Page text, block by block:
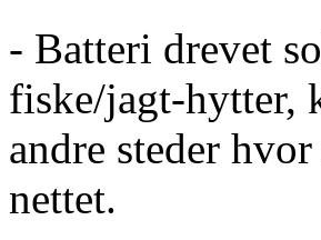
- Batteri drevet
fiske/jagt-hytter,
andre steder
nettet.